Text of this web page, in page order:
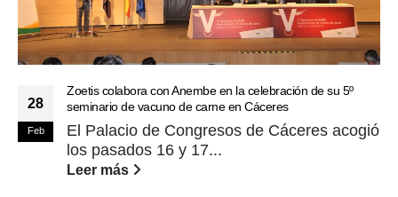
28
Feb
Zoetis colabora con Anembe en la celebración de su 5º
seminario de vacuno de carne en Cáceres
El Palacio de Congresos de Cáceres acogió
los pasados 16 y 17...
Leer más